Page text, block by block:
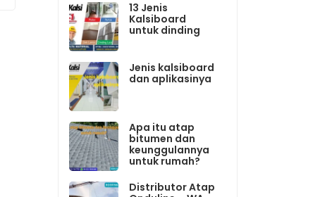
13 Jenis
Kalsiboard
untuk dinding
Jenis kalsiboard
dan aplikasinya
Apa itu atap
bitumen dan
keunggulannya
untuk rumah?
Distributor Atap